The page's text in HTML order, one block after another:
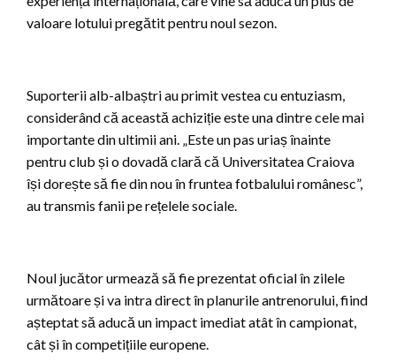
valoare lotului pregătit pentru noul sezon.
Suporterii alb-albaștri au primit vestea cu entuziasm,
considerând că această achiziție este una dintre cele mai
importante din ultimii ani. „Este un pas uriaș înainte
pentru club și o dovadă clară că Universitatea Craiova
își dorește să fie din nou în fruntea fotbalului românesc”,
au transmis fanii pe rețelele sociale.
Noul jucător urmează să fie prezentat oficial în zilele
următoare și va intra direct în planurile antrenorului, fiind
așteptat să aducă un impact imediat atât în campionat,
cât și în competițiile europene.